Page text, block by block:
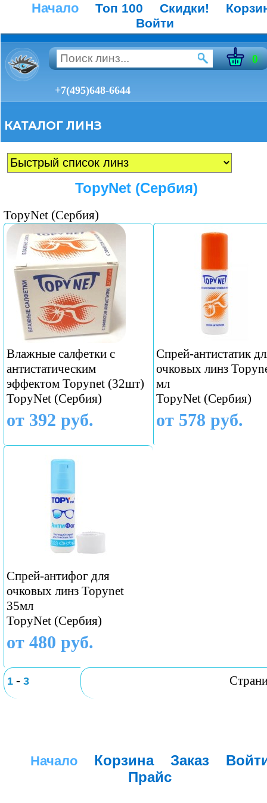
Начало Топ 100 Скидки!
Войти
0
+7(495)648-6644
КАТАЛОГ ЛИНЗ
TopyNet​ (Сербия)
TopyNet​ (Сербия)
Влажные салфетки с
антистатическим
эффектом Topynet (32шт)
TopyNet​ (Сербия)
от 392 руб.
Спрей-антистатик
очковых линз
мл
TopyNet​ (Сербия)
от 578 руб.
Спрей-антифог для
очковых линз Topynet
35мл
TopyNet​ (Сербия)
от 480 руб.
1 - 3
Начало Корзина Заказ
Прайс